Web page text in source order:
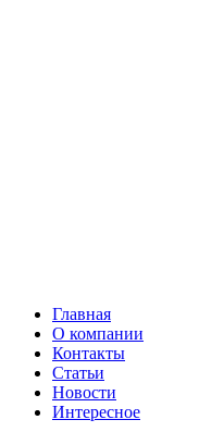
Главная
О компании
Контакты
Статьи
Новости
Интересное